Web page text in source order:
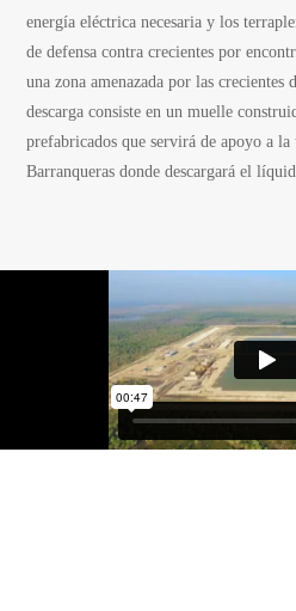
energía eléctrica necesaria y los
de defensa contra crecientes por
una zona amenazada por las
descarga consiste en un muelle
prefabricados que servirá de apoyo a
Barranqueras donde descargará el